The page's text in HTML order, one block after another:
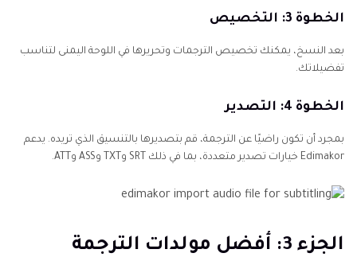
الخطوة 3: التخصيص
بعد النسخ، يمكنك تخصيص الترجمات وتحريرها في اللوحة اليمنى لتناسب
تفضيلاتك.
الخطوة 4: التصدير
بمجرد أن تكون راضيًا عن الترجمة، قم بتصديرها بالتنسيق الذي تريده. يدعم
Edimakor خيارات تصدير متعددة، بما في ذلك SRT وTXT وASS وATT.
الجزء 3: أفضل مولدات الترجمة